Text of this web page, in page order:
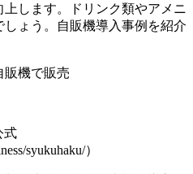
します。ドリンク類やアメニ
ょう。自販機導入事例を紹介
販機で販売
式
syukuhaku/）